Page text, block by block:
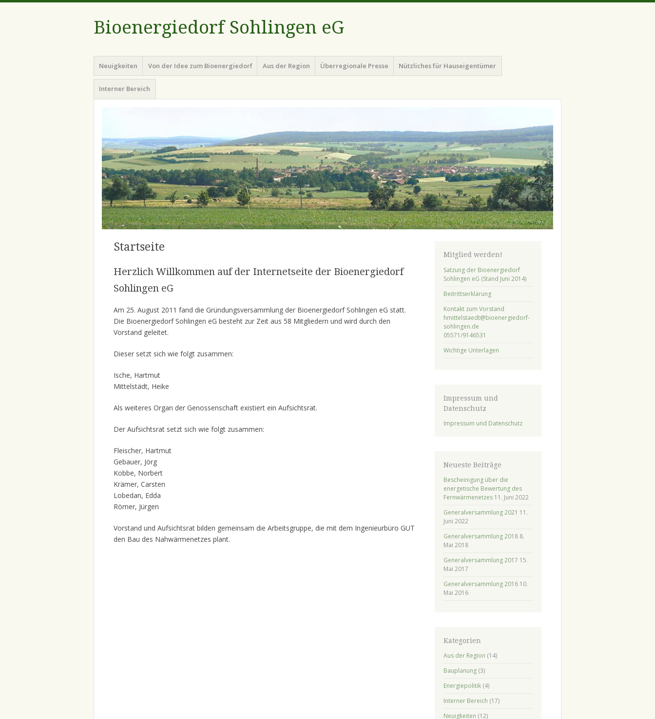
Bioenergiedorf Sohlingen eG
Menü
Zum
Inhalt
springen
Neuigkeiten Von der Idee zum Bioenergiedorf Aus der Region Überregionale Presse Nützliches für Hauseigentümer
Interner Bereich
Startseite
Herzlich Willkommen auf der Internetseite der Bioenergiedorf
Sohlingen eG
Am 25. August 2011 fand die Gründungsversammlung der Bioenergiedorf Sohlingen eG statt.
Die Bioenergiedorf Sohlingen eG besteht zur Zeit aus 58 Mitgliedern und wird durch den
Vorstand geleitet.
Dieser setzt sich wie folgt zusammen:
Ische, Hartmut
Mittelstädt, Heike
Als weiteres Organ der Genossenschaft existiert ein Aufsichtsrat.
Der Aufsichtsrat setzt sich wie folgt zusammen:
Fleischer, Hartmut
Gebauer, Jörg
Kobbe, Norbert
Krämer, Carsten
Lobedan, Edda
Römer, Jürgen
Vorstand und Aufsichtsrat bilden gemeinsam die Arbeitsgruppe, die mit dem Ingenieurbüro GUT
den Bau des Nahwärmenetzes plant.
Mitglied werden!
Satzung der Bioenergiedorf
Sohlingen eG (Stand Juni 2014)
Beitrittserklärung
Kontakt zum Vorstand
hmittelstaedt@bioenergiedorf-
sohlingen.de
05571/9146531
Wichtige Unterlagen
Impressum und
Datenschutz
Impressum und Datenschutz
Neueste Beiträge
Bescheinigung über die
energetische Bewertung des
Fernwärmenetzes 11. Juni 2022
Generalversammlung 2021 11.
Juni 2022
Generalversammlung 2018 8.
Mai 2018
Generalversammlung 2017 15.
Mai 2017
Generalversammlung 2016 10.
Mai 2016
Kategorien
Aus der Region (14)
Bauplanung(3)
Energiepolitik(4)
Interner Bereich (17)
Neuigkeiten (12)